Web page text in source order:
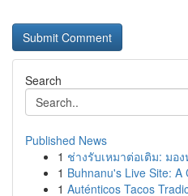
Search
Published News
1 ช่างรับเหมาต่อเติม: มอ
1 Buhnanu's Live Site:
1 Auténticos Tacos